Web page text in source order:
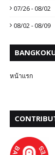
07/26 - 08/02
08/02 - 08/09
หน้าแรก